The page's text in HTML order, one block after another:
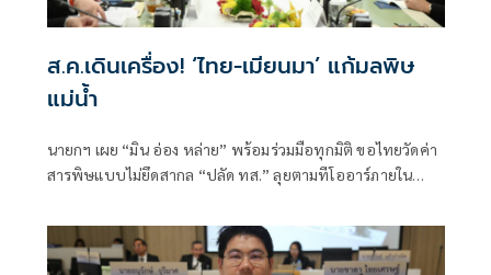
ส.ค.เดินเครื่อง! ‘ไทย-เมียนมา’ แก้มลพิษ
แม่นํ้า
นายกฯ เผย “มิน อ่อง หล่าย” พร้อมร่วมมือทุกมิติ ขอไทยวัดค่า
สารพิษแบบไม่ยึดสากล “ปลัด ทส.” ลุยตามทีโออาร์ภายใน
การทูตไทยบนเวทีโลก